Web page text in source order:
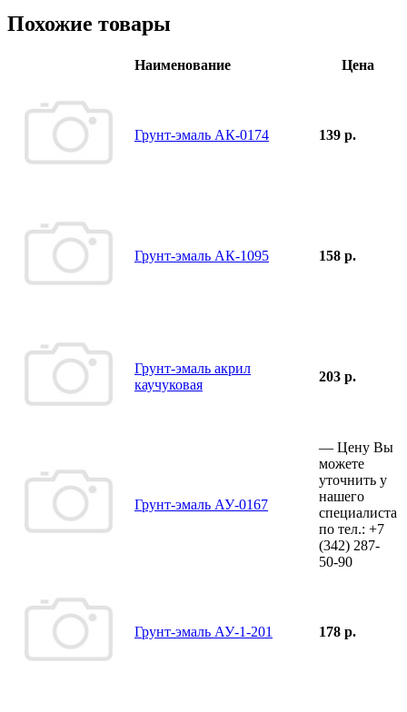
Похожие товары
Наименование Цена
Грунт-эмаль АК-0174 139 р.
Грунт-эмаль АК-1095 158 р.
Грунт-эмаль акрил
каучуковая
203 р.
Грунт-эмаль АУ-0167
— Цену Вы
можете
уточнить у
нашего
специалиста
по тел.: +7
(342) 287-
50-90
Грунт-эмаль АУ-1-201 178 р.